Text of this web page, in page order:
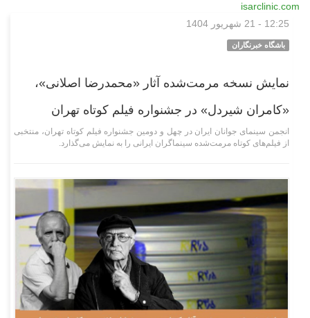
isarclinic.com
12:25 - 21 شهریور 1404
باشگاه خبرنگاران
نمایش نسخه مرمت‌شده آثار «محمدرضا اصلانی»،
«کامران شیردل» در جشنواره فیلم کوتاه تهران
انجمن سینمای جوانان ایران در چهل و دومین جشنواره فیلم کوتاه تهران، منتخبی
از فیلم‌های کوتاه مرمت‌شده سینماگران ایرانی را به نمایش می‌گذارد.